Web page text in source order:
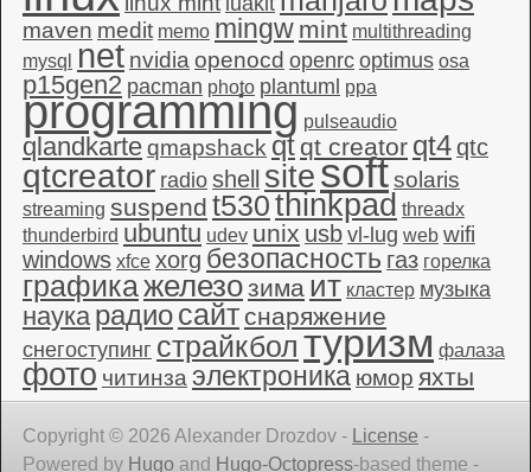
maven medit memo mingw mint multithreading
mysql
net nvidia openocd openrc optimus osa
p15gen2 pacman photo plantuml ppa
programming pulseaudio
qlandkarteqmapshack qt qt creator qt4qtc
qtcreator radio shell sitesoftsolaris
streaming suspend t530thinkpad threadx
thunderbird ubuntu udev unix usb vl-lug web wifi
windows xfce xorg безопасность газ горелка
графикажелезозима ит кластер музыка
наука радиосайт снаряжение
снегоступинг страйкбол туризм фалаза
фото читинза электроника юмор яхты
Copyright © 2026 Alexander Drozdov - License -
Powered by Hugo and Hugo-Octopress-based theme -